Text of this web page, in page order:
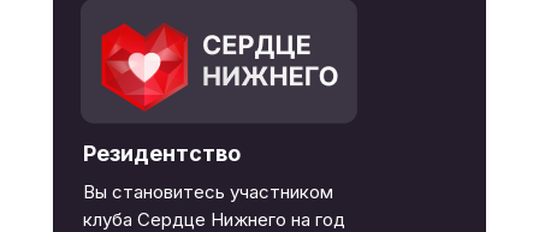
Резидентство
Вы становитесь участником
клуба Сердце Нижнего на год